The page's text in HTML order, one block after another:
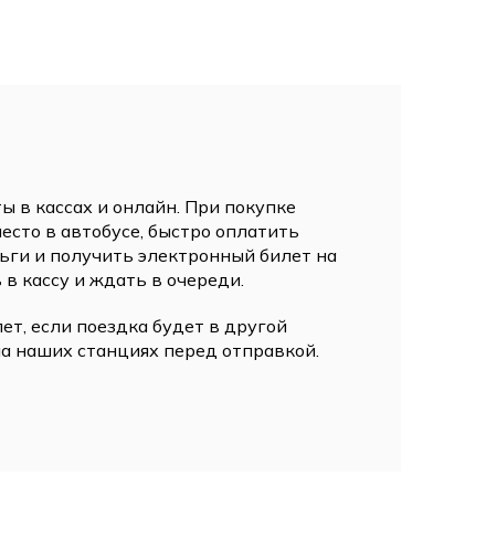
в кассах и онлайн. При покупке
в автобусе, быстро оплатить
и получить электронный билет на
кассу и ждать в очереди.
если поездка будет в другой
наших станциях перед отправкой.